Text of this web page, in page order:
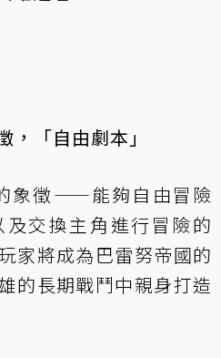
，「自由劇本」
象徵——能夠自由冒險
交換主角進行冒險的
家將成為巴雷努帝國的
的長期戰鬥中親身打造